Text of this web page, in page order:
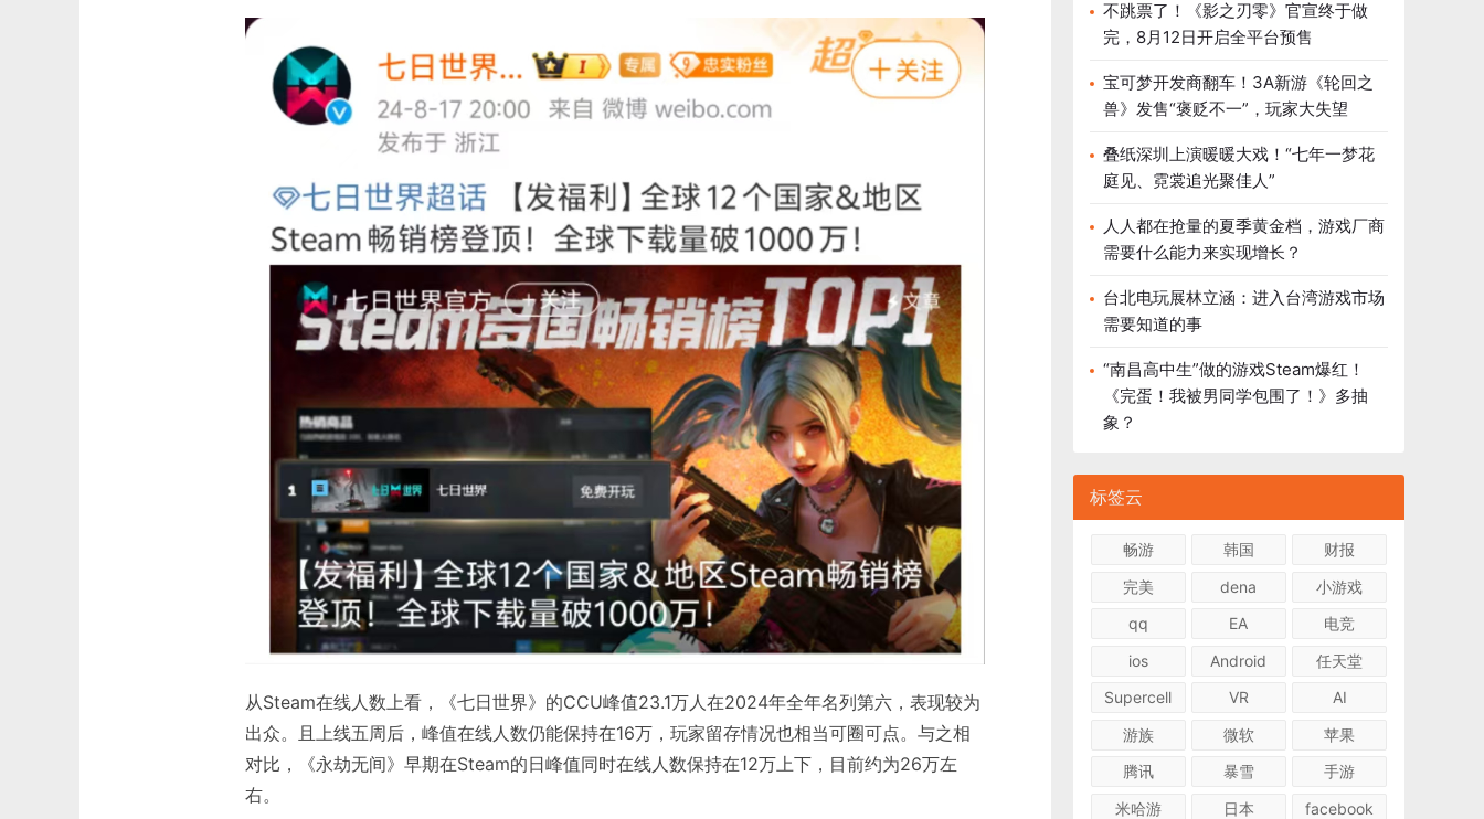
从Steam在线人数上看，《七日世界》的CCU峰值23.1万人在2024年全年名列第六，表现较为
出众。且上线五周后，峰值在线人数仍能保持在16万，玩家留存情况也相当可圈可点。与之相
对比，《永劫无间》早期在Steam的日峰值同时在线人数保持在12万上下，目前约为26万左
右。
不跳票了！《影之刃零》官宣终于做
完，8月12日开启全平台预售
宝可梦开发商翻车！3A新游《轮回之
兽》发售“褒贬不一”，玩家大失望
叠纸深圳上演暖暖大戏！“七年一梦花
庭见、霓裳追光聚佳人”
人人都在抢量的夏季黄金档，游戏厂商
需要什么能力来实现增长？
台北电玩展林立涵：进入台湾游戏市场
需要知道的事
“南昌高中生”做的游戏Steam爆红！
《完蛋！我被男同学包围了！》多抽
象？
标签云
畅游 韩国
财报
完美
dena
小游戏
qq
EA
电竞
ios
Android
任天堂
Supercell
VR
AI
游族
微软
苹果
腾讯
暴雪
手游
米哈游
日本
facebook